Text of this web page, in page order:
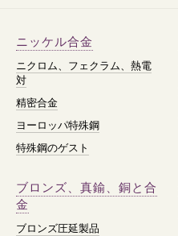
ニッケル合金
ニクロム、フェクラム、熱電
対
精密合金
ヨーロッパ特殊鋼
特殊鋼のゲスト
ブロンズ、真鍮、銅と合
金
ブロンズ圧延製品